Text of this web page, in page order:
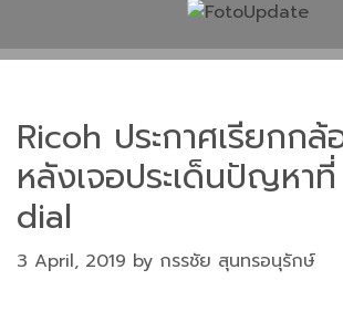
Ricoh ประกาศเรียกก
หลังเจอประเด็นปัญหา
dial
3 April, 2019 by กรรชัย สุนทรอนุรักษ์